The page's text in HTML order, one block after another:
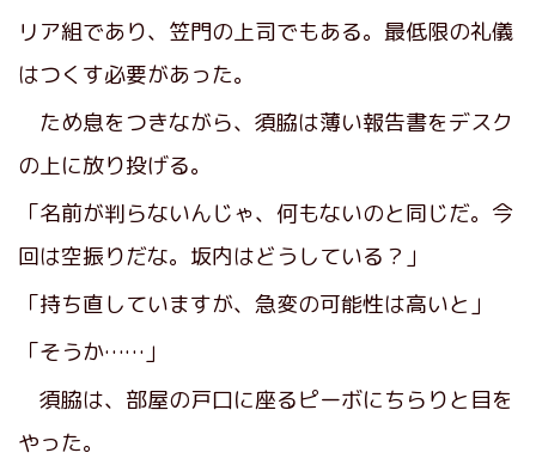
リア組であり、笠門の上司でもある。最低限の礼儀
はつくす必要があった。
ため息をつきながら、須脇は薄い報告書をデスク
の上に放り投げる。
「名前が判らないんじゃ、何もないのと同じだ。今
回は空振りだな。坂内はどうしている？」
「持ち直していますが、急変の可能性は高いと」
「そうか……」
須脇は、部屋の戸口に座るピーボにちらりと目を
やった。